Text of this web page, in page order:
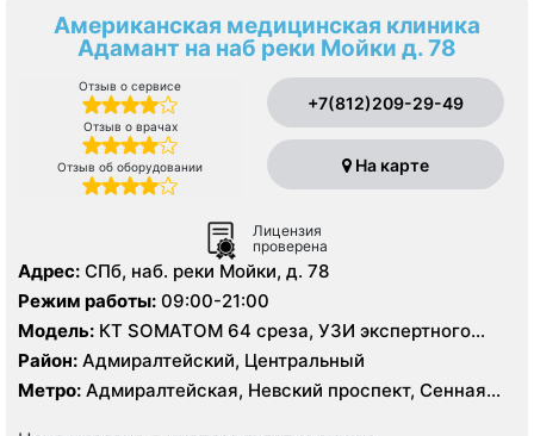
Американская медицинская клиника
Адамант на наб реки Мойки д. 78
Отзыв о сервисе
Отзыв о врачах
Отзыв об оборудовании
+7(812)209-29-49
На карте
Лицензия
проверена
Адрес: СПб, наб. реки Мойки, д. 78
Режим работы: 09:00-21:00
Модель: КТ SOMATOM 64 среза, УЗИ экспертного
класса, цифровой рентген
Район: Адмиралтейский, Центральный
Метро: Адмиралтейская, Невский проспект, Сенная